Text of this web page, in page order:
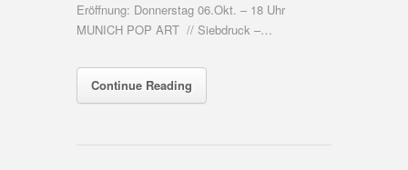
Eröffnung: Donnerstag 06.Okt. – 18 Uhr
MUNICH POP ART // Siebdruck –…
Continue Reading